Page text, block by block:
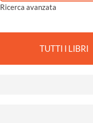
Ricerca avanzata
TUTTI I LIBRI